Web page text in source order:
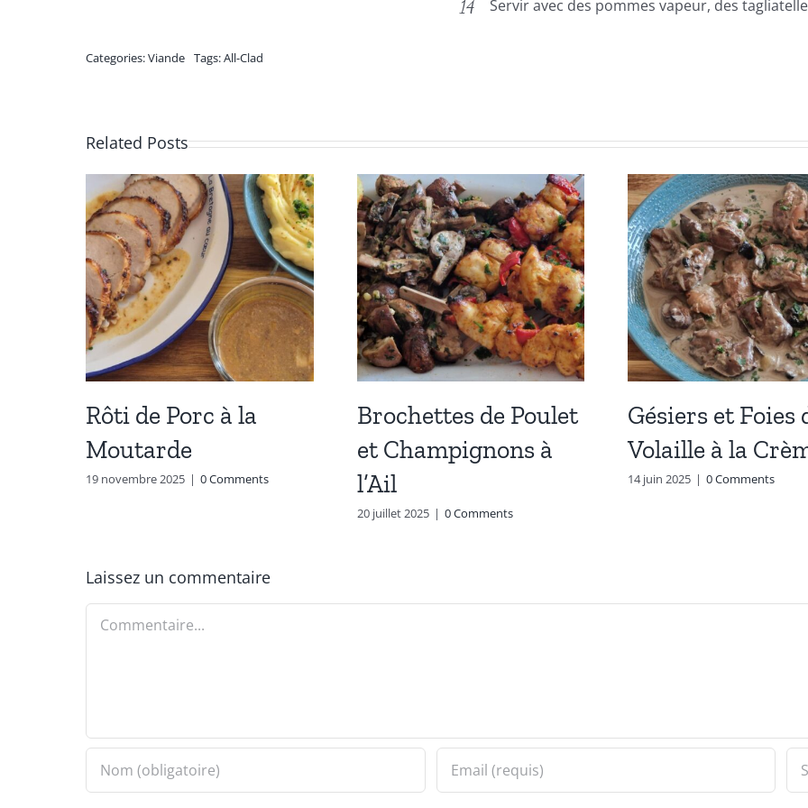
Servir avec des pommes vapeur, des
Categories:Viande Tags:All-Clad
Related Posts
Rôti de Porc à la
Moutarde
19 novembre 2025 | 0 Comments
Brochettes de Poulet
et Champignons à
l’Ail
20 juillet 2025 | 0 Comments
Gésiers et Foies
Volaille à la
14 juin 2025 | 0 Comments
Laissez un commentaire
Commentaire